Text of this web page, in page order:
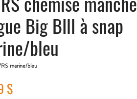
Big BIll à snap
bleu
marine/bleu
$